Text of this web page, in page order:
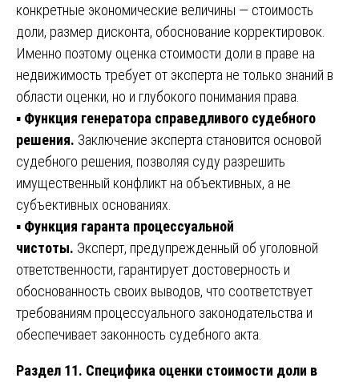
конкретные экономические величины — стоимость
доли, размер дисконта, обоснование корректировок.
Именно поэтому оценка стоимости доли в праве на
недвижимость требует от эксперта не только знаний в
области оценки, но и глубокого понимания права.
▪️ Функция генератора справедливого судебного
решения. Заключение эксперта становится основой
судебного решения, позволяя суду разрешить
имущественный конфликт на объективных, а не
субъективных основаниях.
▪️ Функция гаранта процессуальной
чистоты. Эксперт, предупрежденный об уголовной
ответственности, гарантирует достоверность и
обоснованность своих выводов, что соответствует
требованиям процессуального законодательства и
обеспечивает законность судебного акта.
Раздел 11. Специфика оценки стоимости доли в